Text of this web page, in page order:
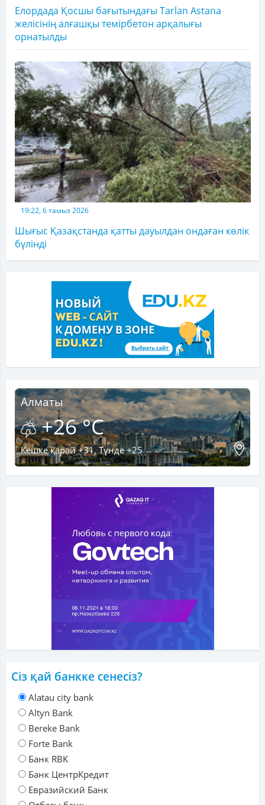
Елордада Қосшы бағытындағы Tarlan Astana
желісінің алғашқы темірбетон арқалығы
орнатылды
19:22, 6 тамыз 2026
Шығыс Қазақстанда қатты дауылдан ондаған көлік
бүлінді
Алматы
+26 °C
Кешке қарай +31, Түнде +25
Сіз қай банкке сенесіз?
Alatau city bank
Altyn Bank
Bereke Bank
Forte Bank
Банк RBK
Банк ЦентрКредит
Евразийский Банк